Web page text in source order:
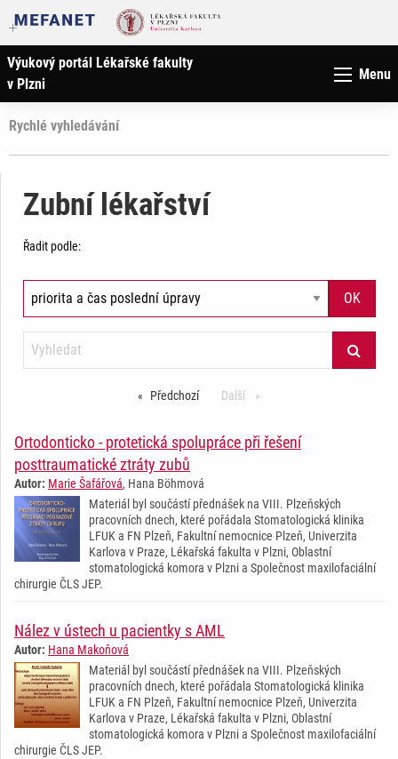
Výukový portál Lékařské fakulty
v Plzni
Menu
Rychlé vyhledávání
Zubní lékařství
Řadit podle:
PředchozístránkaDalší stránka
Ortodonticko - protetická spolupráce při řešení
posttraumatické ztráty zubů
Autor: Marie Šafářová, Hana Böhmová
Materiál byl součástí přednášek na VIII. Plzeňských
pracovních dnech, které pořádala Stomatologická klinika
LFUK a FN Plzeň, Fakultní nemocnice Plzeň, Univerzita
Karlova v Praze, Lékařská fakulta v Plzni, Oblastní
stomatologická komora v Plzni a Společnost maxilofaciální
chirurgie ČLS JEP.
Nález v ústech u pacientky s AML
Autor: Hana Makoňová
Materiál byl součástí přednášek na VIII. Plzeňských
pracovních dnech, které pořádala Stomatologická klinika
LFUK a FN Plzeň, Fakultní nemocnice Plzeň, Univerzita
Karlova v Praze, Lékařská fakulta v Plzni, Oblastní
stomatologická komora v Plzni a Společnost maxilofaciální
chirurgie ČLS JEP.